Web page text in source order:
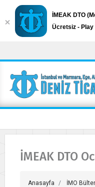
İMEAK DTO
Anasayfa
İMO
İMEAK DTO
Ücretsiz - Play